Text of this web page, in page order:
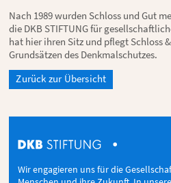
Nach 1989 wurden Schloss und Gut
die DKB STIFTUNG für
hat hier ihren Sitz und pflegt Schloss
Grundsätzen des Denkmalschutzes.
Zurück zur Übersicht
Wir engagieren uns für die